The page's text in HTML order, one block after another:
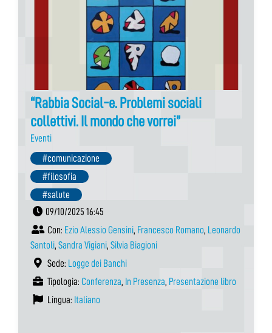
“Rabbia Social-e. Problemi sociali
collettivi. Il mondo che vorrei”
Eventi
#comunicazione
#filosofia
#salute
09/10/2025 16:45
Con: Ezio Alessio Gensini, Francesco Romano, Leonardo
Santoli, Sandra Vigiani, Silvia Biagioni
Sede: Logge dei Banchi
Tipologia: Conferenza, In Presenza, Presentazione libro
Lingua: Italiano